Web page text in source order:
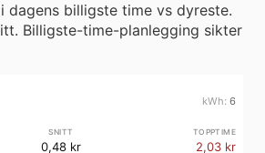
dagens billigste time vs dyreste.
Billigste-time-planlegging sikter
6
0,48 kr 2,03 kr